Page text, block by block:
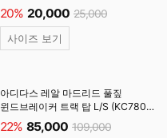
20% 20,000 25,000
사이즈 보기
아디다스 레알 마드리드 풀짚
윈드브레이커 트랙 탑 L/S (KC7805)
검정
22% 85,000 109,000